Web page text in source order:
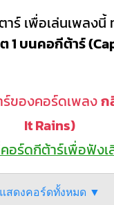
าร์ เพื่อเล่นเพลงนี้
1 บนคอกีต้าร์
ของคอร์ดเพลงก
It Rains)
อร์ดกีต้าร์เพื่อฟังเ
แสดงคอร์ดทั้งหมด ▼